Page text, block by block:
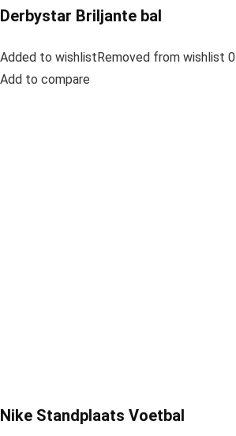
Derbystar Briljante bal
Added to wishlistRemoved from wishlist 0
Add to compare
Nike Standplaats Voetbal